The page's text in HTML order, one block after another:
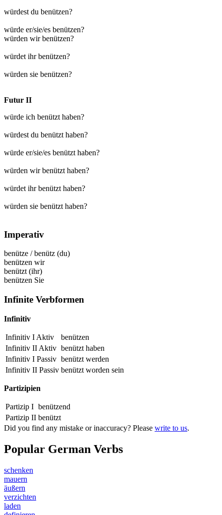
würdest du benützen?
würde er/sie/es benützen?
würden wir benützen?
würdet ihr benützen?
würden sie benützen?
Futur II
würde ich benützt haben?
würdest du benützt haben?
würde er/sie/es benützt haben?
würden wir benützt haben?
würdet ihr benützt haben?
würden sie benützt haben?
Imperativ
benütze /benütz (du)
benützen wir
benützt (ihr)
benützen Sie
Infinite Verbformen
Infinitiv
Infinitiv I Aktiv
benützen
Infinitiv II Aktiv benützt haben
Infinitiv I Passiv benützt werden
Infinitiv II Passiv benützt worden sein
Partizipien
Partizip I benützend
Partizip II benützt
Did you find any mistake or inaccuracy? Please write to us.
Popular German Verbs
schenken
mauern
äußern
verzichten
laden